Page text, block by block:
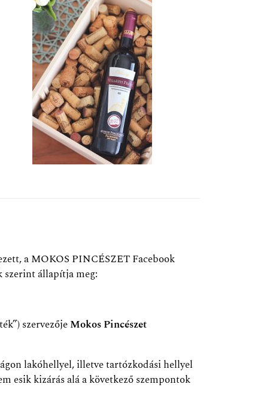
a MOKOS PINCÉSZET Facebook
szerint állapítja meg:
szervezőjeMokos Pincészet
lakóhellyel, illetve tartózkodási hellyel
esik kizárás alá a következő szempontok